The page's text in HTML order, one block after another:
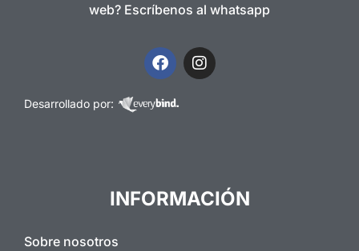
web? Escríbenos al whatsapp
Desarrollado por:
INFORMACIÓN
Sobre nosotros